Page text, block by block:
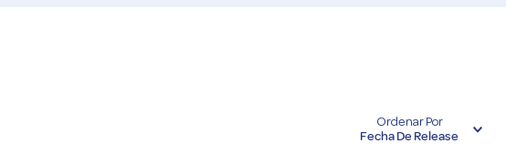
Ordenar Por
Fecha De Release